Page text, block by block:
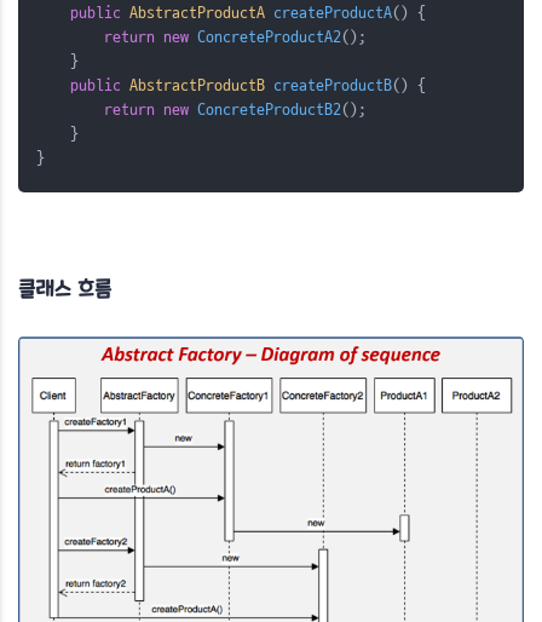
public AbstractProductA createProductA() {
return new ConcreteProductA2();
    }
public AbstractProductB createProductB() {
return new ConcreteProductB2();
    }
}
클래스 흐름